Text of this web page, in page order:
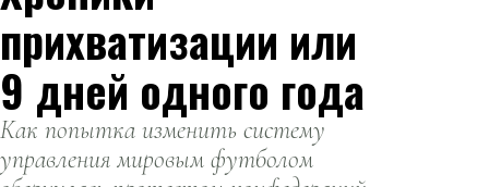
прихватизации или
9 дней одного года
Как попытка изменить систему
управления мировым футболом